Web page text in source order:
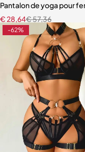
Pantalon de yoga pour
€57,36
€28,64
-62%